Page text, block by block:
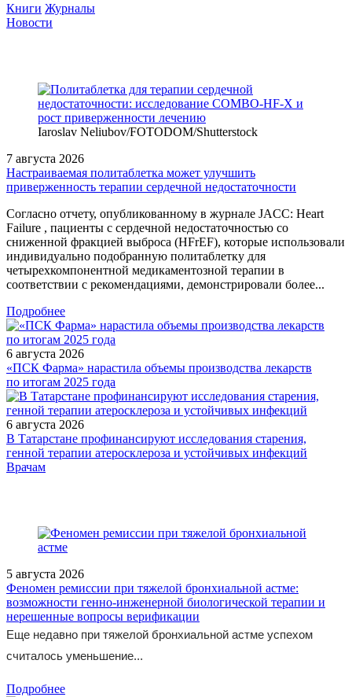
Книги Журналы
Новости
Iaroslav Neliubov/FOTODOM/Shutterstoсk
7 августа 2026
Настраиваемая политаблетка может улучшить
приверженность терапии сердечной недостаточности
Согласно отчету, опубликованному в журнале JACC: Heart
Failure , пациенты с сердечной недостаточностью со
сниженной фракцией выброса (HFrEF), которые использовали
индивидуально подобранную политаблетку для
четырехкомпонентной медикаментозной терапии в
соответствии с рекомендациями, демонстрировали более...
Подробнее
6 августа 2026
«ПСК Фарма» нарастила объемы производства лекарств
по итогам 2025 года
6 августа 2026
В Татарстане профинансируют исследования старения,
генной терапии атеросклероза и устойчивых инфекций
/legislation/law/Prikaz-Ministerstva-zdravookhraneniya-Rossiyskoy-
Врачам
5 августа 2026
Феномен ремиссии при тяжелой бронхиальной астме:
возможности генно-инженерной биологической терапии и
нерешенные вопросы верификации
Еще недавно при тяжелой бронхиальной астме успехом
считалось уменьшение...
Подробнее